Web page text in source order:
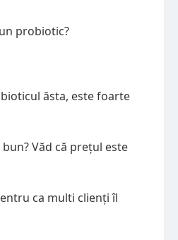
probiotic?
ăsta, este foarte
Văd că prețul este
ca multi clienți îl